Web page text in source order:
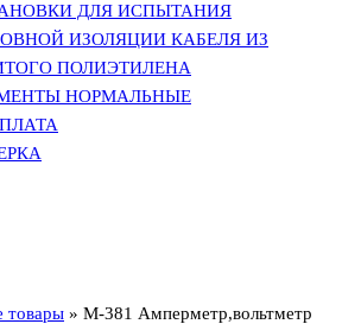
ДЛЯ ИСПЫТАНИЯ
ИЗОЛЯЦИИ КАБЕЛЯ ИЗ
ПОЛИЭТИЛЕНА
НОРМАЛЬНЫЕ
товары » М-381 Амперметр,вольтметр